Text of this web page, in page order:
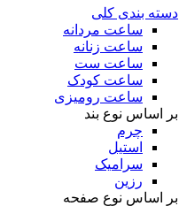
دسته بندی کلی
ساعت مردانه
ساعت زنانه
ساعت ست
ساعت کودک
ساعت رومیزی
بر اساس نوع بند
چرم
استیل
سرامیک
رزین
بر اساس نوع صفحه